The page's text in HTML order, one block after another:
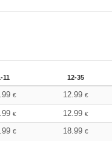
11 12-35
€ 12.99 €
€ 12.99 €
€ 18.99 €